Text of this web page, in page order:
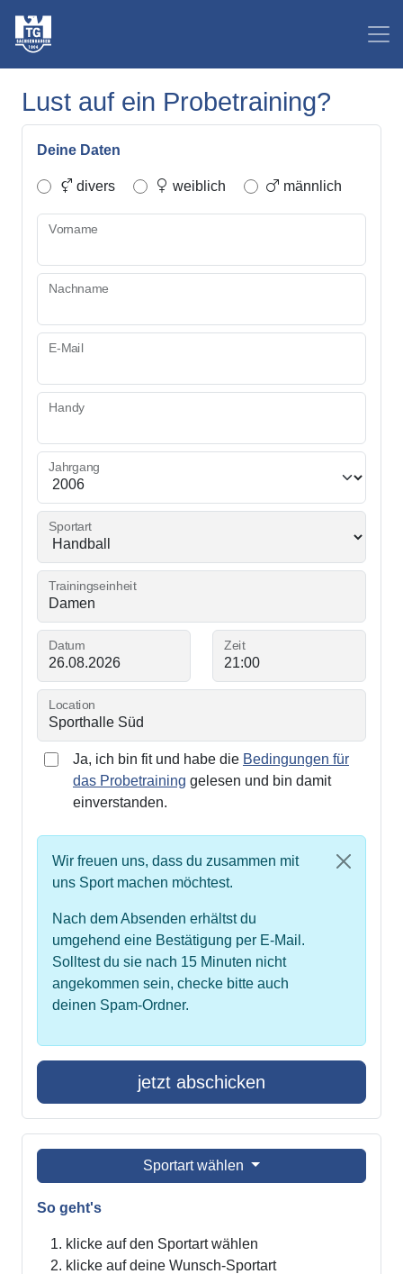
Lust auf ein Probetraining?
Deine Daten
divers weiblich männlich
Vorname
Nachname
E-Mail
Handy
Jahrgang
Sportart
Trainingseinheit
Datum Zeit
Location
Ja, ich bin fit und habe die Bedingungen für
das Probetraining gelesen und bin damit
einverstanden.
Wir freuen uns, dass du zusammen mit
uns Sport machen möchtest.
Nach dem Absenden erhältst du
umgehend eine Bestätigung per E-Mail.
Solltest du sie nach 15 Minuten nicht
angekommen sein, checke bitte auch
deinen Spam-Ordner.
jetzt abschicken
Sportart wählen
So geht's
klicke auf den Sportart wählen
klicke auf deine Wunsch-Sportart